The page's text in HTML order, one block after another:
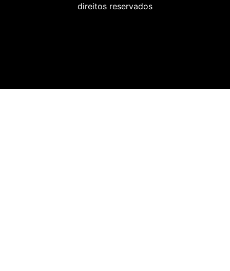
direitos reservados